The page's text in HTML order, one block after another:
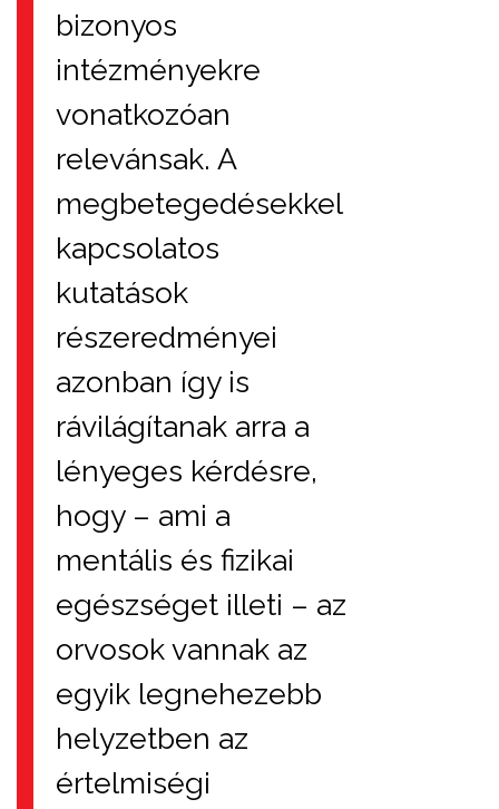
bizonyos
intézményekre
vonatkozóan
relevánsak. A
megbetegedésekkel
kapcsolatos
kutatások
részeredményei
azonban így is
rávilágítanak arra a
lényeges kérdésre,
hogy – ami a
mentális és fizikai
egészséget illeti – az
orvosok vannak az
egyik legnehezebb
helyzetben az
értelmiségi